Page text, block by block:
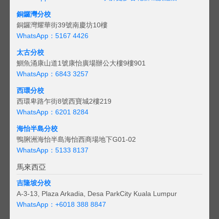
銅鑼灣分校
銅鑼灣耀華街39號南慶坊10樓
WhatsApp：5167 4426
太古分校
鰂魚涌康山道1號康怡廣場辦公大樓9樓901
WhatsApp：6843 3257
西環分校
西環卑路乍街8號西寶城2樓219
WhatsApp：6201 8284
海怡半島分校
鴨脷洲海怡半島海怡西商場地下G01-02
WhatsApp：5133 8137
馬來西亞
吉隆坡分校
A-3-13, Plaza Arkadia, Desa ParkCity Kuala Lumpur
WhatsApp： +6018 388 8847